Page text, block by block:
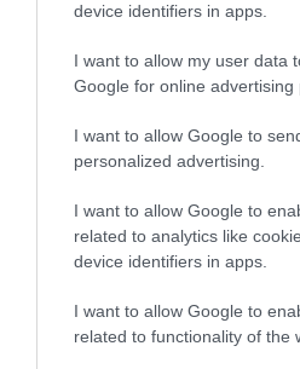
device identifiers in apps.
I want to allow my user data
Google for online advertising
I want to allow Google to
personalized advertising.
I want to allow Google to
related to analytics like
device identifiers in apps.
I want to allow Google to
related to functionality of the
ELŐZŐ
GYÖNYÖRKÖDTETŐ, ÉS
KÖVETKEZŐ
HINTÁZÁSRA FEL! DIY HINTÁK,